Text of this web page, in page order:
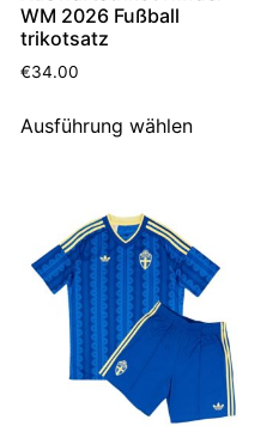
WM 2026 Fußball
trikotsatz
€34.00
Ausführung wählen